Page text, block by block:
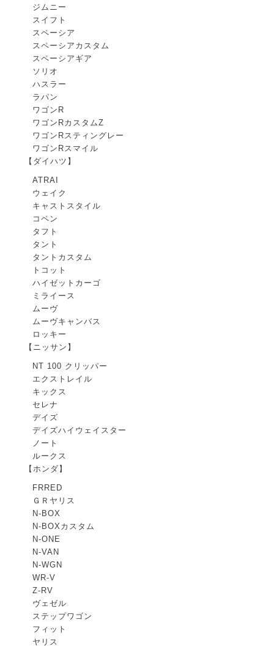
ジムニー
スイフト
スペーシア
スペーシアカスタム
スペーシアギア
ソリオ
ハスラー
ラパン
ワゴンR
ワゴンRカスタムZ
ワゴンRスティングレー
ワゴンRスマイル
【ダイハツ】
ATRAI
ウェイク
キャストスタイル
コペン
タフト
タント
タントカスタム
トコット
ハイゼットカーゴ
ミライース
ムーヴ
ムーヴキャンバス
ロッキー
【ニッサン】
NT 100 クリッパー
エクストレイル
キックス
セレナ
デイズ
デイズハイウェイスター
ノート
ルークス
【ホンダ】
FRRED
ＧＲヤリス
N-BOX
N-BOXカスタム
N-ONE
N-VAN
N-WGN
WR-V
Z-RV
ヴェゼル
ステップワゴン
フィット
ヤリス